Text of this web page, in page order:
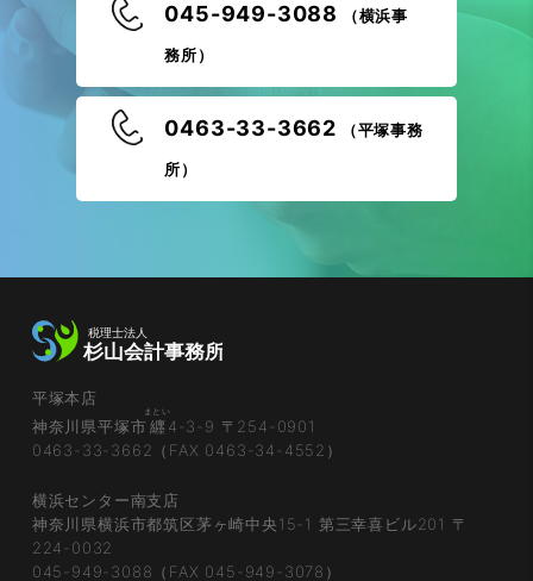
045-949-3088 （横浜事
務所）
0463-33-3662 （平塚事務
所）
平塚本店
神奈川県平塚市纒
まとい
4-3-9 〒254-0901
0463-33-3662（FAX 0463-34-4552）
横浜センター南支店
神奈川県横浜市都筑区茅ヶ崎中央15-1 第三幸喜ビル201 〒
224-0032
045-949-3088（FAX 045-949-3078）